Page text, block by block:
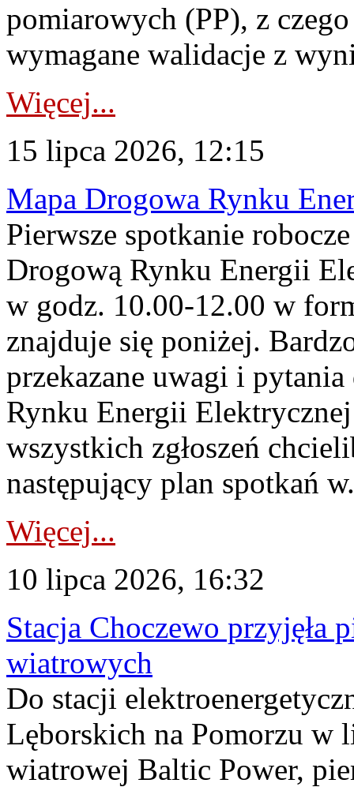
pomiarowych (PP), z
wymagane walidacje z
Więcej...
15 lipca 2026, 12:15
Mapa Drogowa Rynku
Pierwsze spotkanie
Drogową Rynku Energii
w godz. 10.00-12.00 w
znajduje się poniżej.
przekazane uwagi i
Rynku Energii
wszystkich zgłoszeń
następujący plan spotkań
Więcej...
10 lipca 2026, 16:32
Stacja Choczewo przyjęła
wiatrowych
Do stacji
Lęborskich na Pomorzu w
wiatrowej Baltic Power,